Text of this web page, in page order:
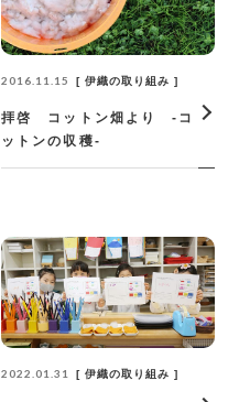
2016.11.15 伊織の取り組み
拝啓 コットン畑より -コ
ットンの収穫-
2022.01.31 伊織の取り組み